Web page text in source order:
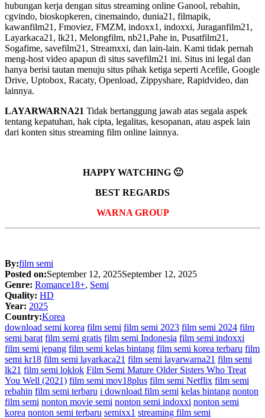
hubungan kerja dengan situs streaming online Ganool, rebahin,
cgvindo, bioskopkeren, cinemaindo, dunia21, filmapik,
kawanfilm21, Fmoviez, FMZM, indoxx1, indoxxi, Juraganfilm21,
Layarkaca21, lk21, Melongfilm, nb21,Pahe in, Pusatfilm21,
Sogafime, savefilm21, Streamxxi, dan lain-lain. Kami tidak pernah
meng-host video apapun di situs savefilm21 ini. Situs ini legal dan
hanya berisi tautan menuju situs pihak ketiga seperti Acefile, Google
Drive, Uptobox, Racaty, Openload, Zippyshare, Rapidvideo, dan
lainnya.
LAYARWARNA21 Tidak bertanggung jawab atas segala aspek
tentang kepatuhan, hak cipta, legalitas, kesopanan, atau aspek lain
dari konten situs streaming film online lainnya.
HAPPY WATCHING 🙂
BEST REGARDS
WARNA GROUP
By:film semi
Posted on:September 12, 2025September 12, 2025
Genre: Romance18+, Semi
Quality: HD
Year: 2025
Country:Korea
download semi korea film semi film semi 2023 film semi 2024 film
semi barat film semi gratis film semi Indonesia film semi indoxxi
film semi jepang film semi kelas bintang film semi korea terbaru film
semi kr18 film semi layarkaca21 film semi layarwarna21 film semi
lk21 film semi loklok Film Semi Mature Older Sisters Who Treat
You Well (2021) film semi mov18plus film semi Netflix film semi
rebahin film semi terbaru i download film semi kelas bintang nonton
film semi nonton movie semi nonton semi indoxxi nonton semi
korea nonton semi terbaru semixx1 streaming film semi